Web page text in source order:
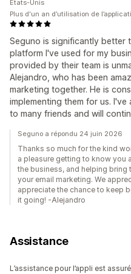
Seguno is significantly better
platform I've used for my
provided by their team is
Alejandro, who has been
marketing together. He is
implementing them for us.
to many friends and will
États-Unis
Plus d'un an d’utilisation de
Seguno a répondu 24 juin 2026
Thanks so much for the kind
a pleasure getting to know you
the business, and helping
your email marketing. We
appreciate the chance to keep
it going! -Alejandro
Assistance
L’assistance pour l’appli est